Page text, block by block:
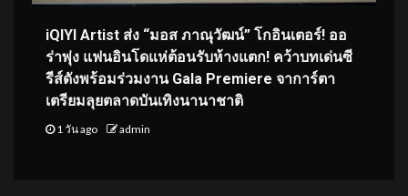
iQIYI Artist ส่ง “มอส ภาณุวัฒน์” โกอินเตอร์! ออ
ร่าพุ่ง แฟนอินโดแห่ต้อนรับห้างแตก! คว้าบทเด่นซี
รีส์ดังพร้อมร่วมงาน Gala Premiere จาการ์ตา
เตรียมลุยตลาดบันเทิงนานาชาติ
1 วัน ago admin